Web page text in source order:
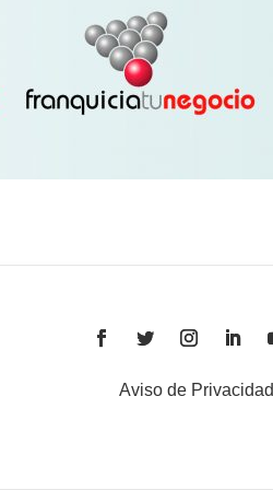
Aviso de Privacidad